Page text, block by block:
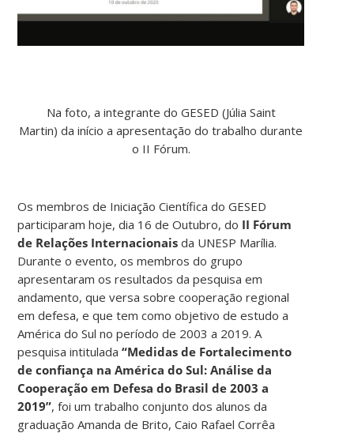
Na foto, a integrante do GESED (Júlia Saint
Martin) da início a apresentação do trabalho durante
o II Fórum.
Os membros de Iniciação Científica do GESED
participaram hoje, dia 16 de Outubro, do II Fórum
de Relações Internacionais da UNESP Marília.
Durante o evento, os membros do grupo
apresentaram os resultados da pesquisa em
andamento, que versa sobre cooperação regional
em defesa, e que tem como objetivo de estudo a
América do Sul no período de 2003 a 2019. A
pesquisa intitulada“Medidas de Fortalecimento
de confiança na América do Sul: Análise da
Cooperação em Defesa do Brasil de 2003 a
2019”, foi um trabalho conjunto dos alunos da
graduação Amanda de Brito, Caio Rafael Corrêa